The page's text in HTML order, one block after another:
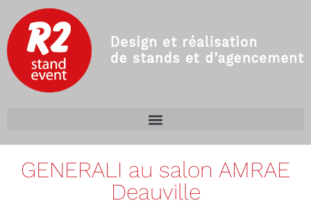
GENERALI au salon AMRAE
Deauville